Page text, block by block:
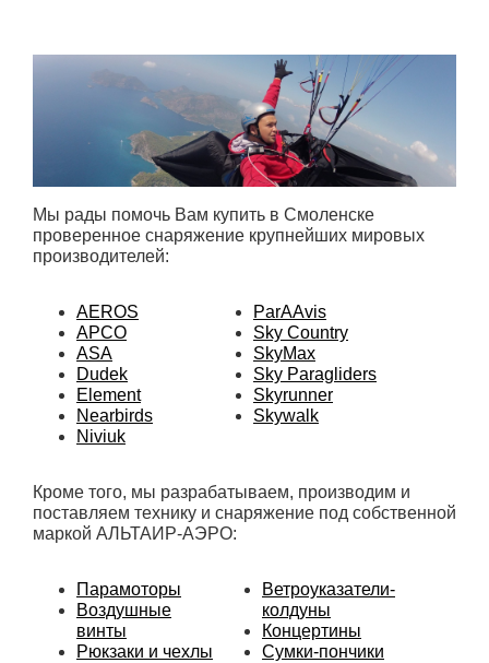
Мы рады помочь Вам купить в Смоленске
проверенное снаряжение крупнейших мировых
производителей:
AEROS
APCO
ASA
Dudek
Element
Nearbirds
Niviuk
ParAAvis
Sky Country
SkyMax
Sky Paragliders
Skyrunner
Skywalk
Кроме того, мы разрабатываем, производим и
поставляем технику и снаряжение под собственной
маркой АЛЬТАИР-АЭРО:
Парамоторы
Воздушные
винты
Рюкзаки и чехлы
Ветроуказатели-
колдуны
Концертины
Сумки-пончики